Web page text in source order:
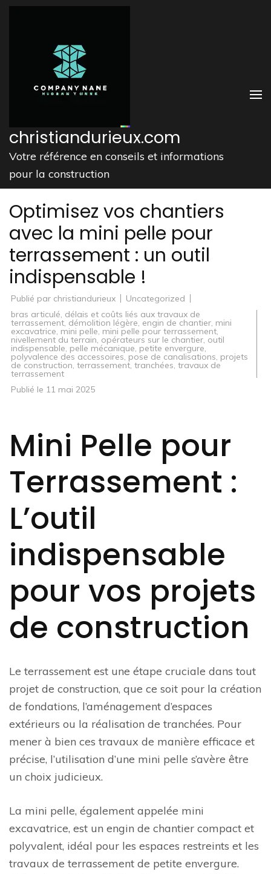
Aller
christiandurieux.com
Votre référence en conseils et informations
pour la construction
Optimisez vos chantiers
avec la mini pelle pour
terrassement : un outil
indispensable !
Publié par christiandurieux
Uncategorized
bras articulé, délais et coûts liés aux travaux de
terrassement, démolition légère, engin de chantier, mini
excavatrice, mini pelle, mini pelle pour terrassement,
nivellement du terrain, opérateurs sur le chantier, outil
indispensable, pelle mécanique, petite envergure,
polyvalence des accessoires, pose de canalisations, projets
de construction, terrassement, tranchées, travaux de
terrassement
Publié le 11 mai 2025
Mini Pelle pour
Terrassement :
L’outil
indispensable
pour vos projets
de construction
Le terrassement est une étape cruciale dans tout
projet de construction, que ce soit pour la création
de fondations, l’aménagement d’espaces
extérieurs ou la réalisation de tranchées. Pour
mener à bien ces travaux de manière efficace et
précise, l’utilisation d’une mini pelle s’avère être
un choix judicieux.
La mini pelle, également appelée mini
excavatrice, est un engin de chantier compact et
polyvalent, idéal pour les espaces restreints et les
travaux de terrassement de petite envergure.